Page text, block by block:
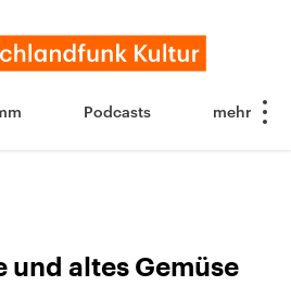
Podcasts
und altes Gemüse